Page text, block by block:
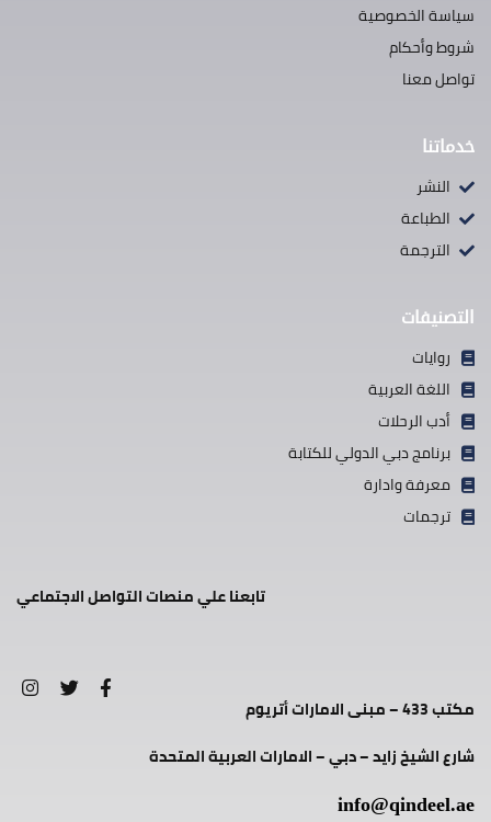
سياسة الخصوصية
شروط وأحكام
تواصل معنا
خدماتنا
النشر
الطباعة
الترجمة
التصنيفات
روايات
اللغة العربية
أدب الرحلات
برنامج دبي الدولي للكتابة
معرفة وادارة
ترجمات
تابعنا علي منصات التواصل الاجتماعي
مكتب 433 – مبنى الامارات أتريوم
شارع الشيخ زايد – دبي – الامارات العربية المتحدة
info@qindeel.ae